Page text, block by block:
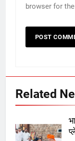
browser for
Related